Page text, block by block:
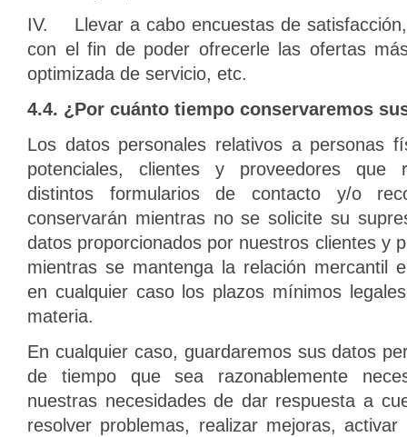
IV. Llevar a cabo encuestas de
con el fin de poder ofrecerle las ofertas
optimizada de servicio, etc.
4.4. ¿Por cuánto tiempo conservaremos
Los datos personales relativos a personas
potenciales, clientes y proveedores que
distintos formularios de contacto y/o
conservarán mientras no se solicite su
datos proporcionados por nuestros clientes y
mientras se mantenga la relación mercantil
en cualquier caso los plazos mínimos
materia.
En cualquier caso, guardaremos sus datos
de tiempo que sea razonablemente
nuestras necesidades de dar respuesta a
resolver problemas, realizar mejoras,